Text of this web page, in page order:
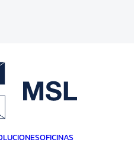
OFICINAS